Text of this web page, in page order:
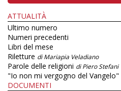
ATTUALITÀ
Ultimo numero
Numeri precedenti
Libri del mese
Riletture di Mariapia Veladiano
Parole delle religioni di Piero Stefani
"Io non mi vergogno del Vangelo"
DOCUMENTI